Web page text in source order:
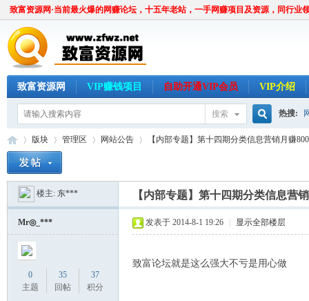
致富资源网·当前最火爆的网赚论坛，十五年老站，一手网赚项目及资源，同行业
致富资源网 VIP赚钱项目 自助开通VIP会员 VIP介绍
搜索
搜
索
热搜:
»
版块
›
管理区 网站公告 【内部专题】第十四期分类信息营销月赚
楼主: 东*** 【内部专题】第十四期分类信息营
Mr◎_***
0
主题
35
回帖
37
积分
发表于 2014-8-1 19:26 显示全部楼层
致富论坛就是这么强大不亏是用心做